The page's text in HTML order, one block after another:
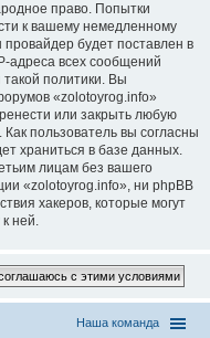
право. Попытки
к вашему немедленному
будет поставлен в
адреса всех сообщений
политики. Вы
«zolotoyrog.info»
или закрыть любую
пользователь вы согласны
храниться в базе данных.
лицам без вашего
«zolotoyrog.info», ни phpBB
хакеров, которые могут
ней.
Наша команда